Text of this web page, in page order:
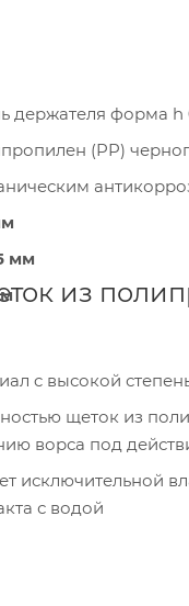
держателя форма h
(PP)
мм
из
c высокой
щеток из
ворса под
исключительной
с водой